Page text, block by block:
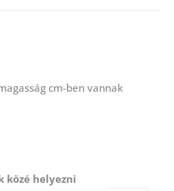
cm-ben vannak
közé helyezni